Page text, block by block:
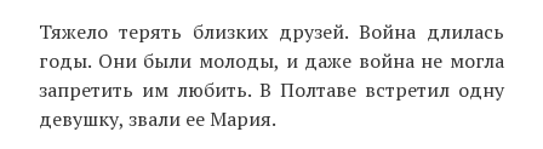
Тяжело терять близких друзей. Война длилась
годы. Они были молоды, и даже война не могла
запретить им любить. В Полтаве встретил одну
девушку, звали ее Мария.